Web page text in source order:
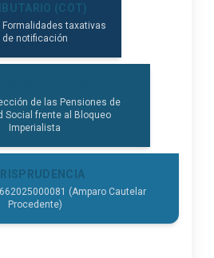
(COT)
Formalidades taxativas
de notificación
de las Pensiones de
Social frente al Bloqueo
Imperialista
(Amparo Cautelar
Procedente)